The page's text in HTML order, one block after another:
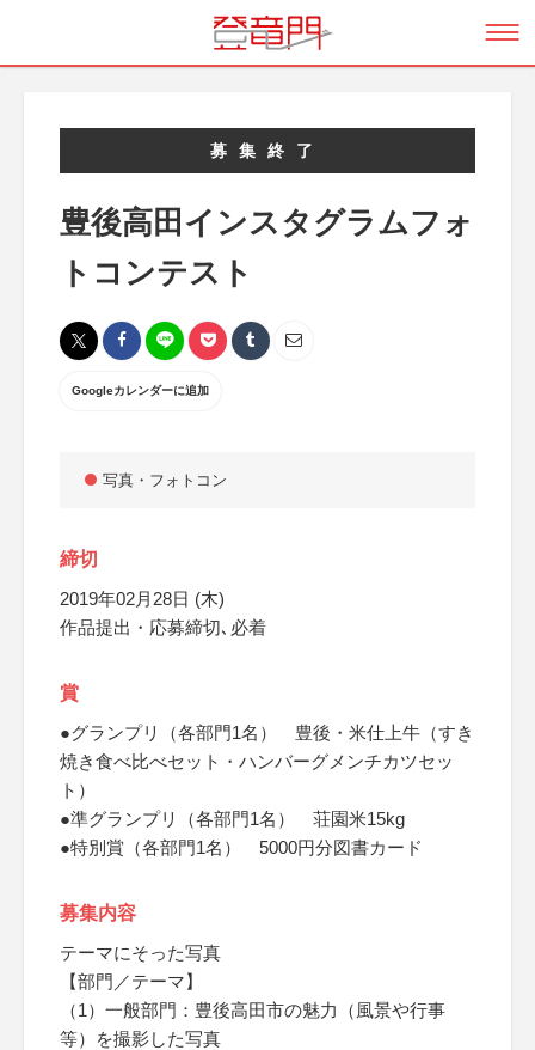
募集終了
豊後高田インスタグラムフォ
トコンテスト
Googleカレンダーに追加
写真・フォトコン
締切
2019年02月28日 (木)
作品提出・応募締切､必着
賞
●グランプリ（各部門1名） 豊後・米仕上牛（すき
焼き食べ比べセット・ハンバーグメンチカツセッ
ト）
●準グランプリ（各部門1名） 荘園米15kg
●特別賞（各部門1名） 5000円分図書カード
募集内容
テーマにそった写真
【部門／テーマ】
（1）一般部門：豊後高田市の魅力（風景や行事
等）を撮影した写真